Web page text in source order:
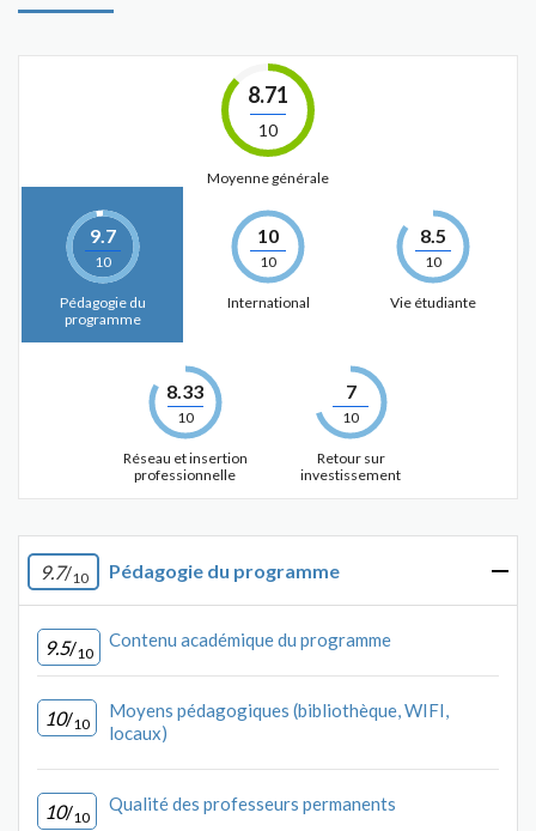
8.71
10
Moyenne générale
9.7
10
Pédagogie du
programme
10
10
International
8.5
10
Vie étudiante
8.33
10
Réseau et insertion
professionnelle
7
10
Retour sur
investissement
9.7/10 Pédagogie du programme
9.5/10
Contenu académique du programme
10/10
Moyens pédagogiques (bibliothèque, WIFI,
locaux)
10/10
Qualité des professeurs permanents